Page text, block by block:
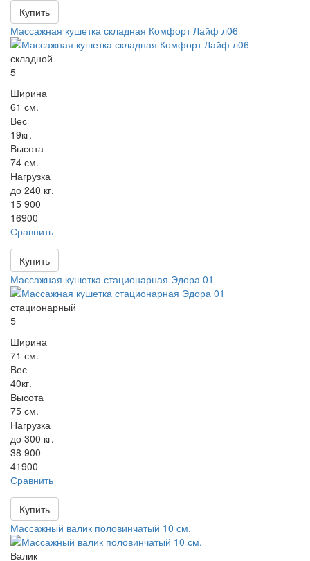
Купить
Массажная кушетка складная Комфорт Лайф л06
складной
5
Ширина
61 см.
Вес
19кг.
Высота
74 см.
Нагрузка
до 240 кг.
15 900
16900
Сравнить
Купить
Массажная кушетка стационарная Эдора 01
стационарный
5
Ширина
71 см.
Вес
40кг.
Высота
75 см.
Нагрузка
до 300 кг.
38 900
41900
Сравнить
Купить
Массажный валик половинчатый 10 см.
Валик